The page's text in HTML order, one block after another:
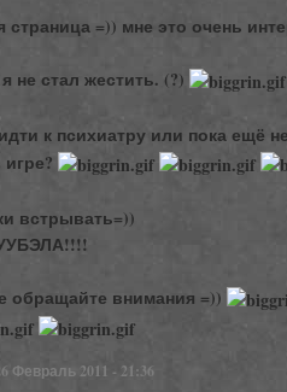
страница =)) мне это очень
не стал жестить. (?)
к психиатру или пока ещё
встрывать=))
обращайте внимания =))
Февраль 2011 - 21:36